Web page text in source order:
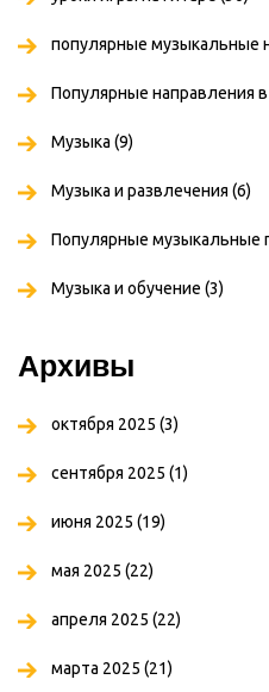
популярные музыкальные
Популярные направления
Музыка (9)
Музыка и развлечения (6)
Популярные музыкальные
Музыка и обучение (3)
Архивы
октября 2025 (3)
сентября 2025 (1)
июня 2025 (19)
мая 2025 (22)
апреля 2025 (22)
марта 2025 (21)